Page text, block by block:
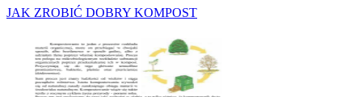
JAK ZROBIĆ DOBRY KOMPOST